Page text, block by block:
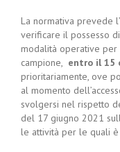
La normativa prevede
verificare il possesso
modalità operative per
campione, entro il 15
prioritariamente, ove
al momento
svolgersi nel rispetto
del 17 giugno 2021
le attività per le quali